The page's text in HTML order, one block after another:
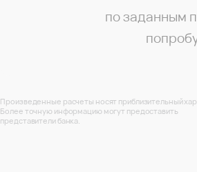
по заданным
Произведенные расчеты носят приблизительный
Более точную информацию могут предоставить
представители банка.